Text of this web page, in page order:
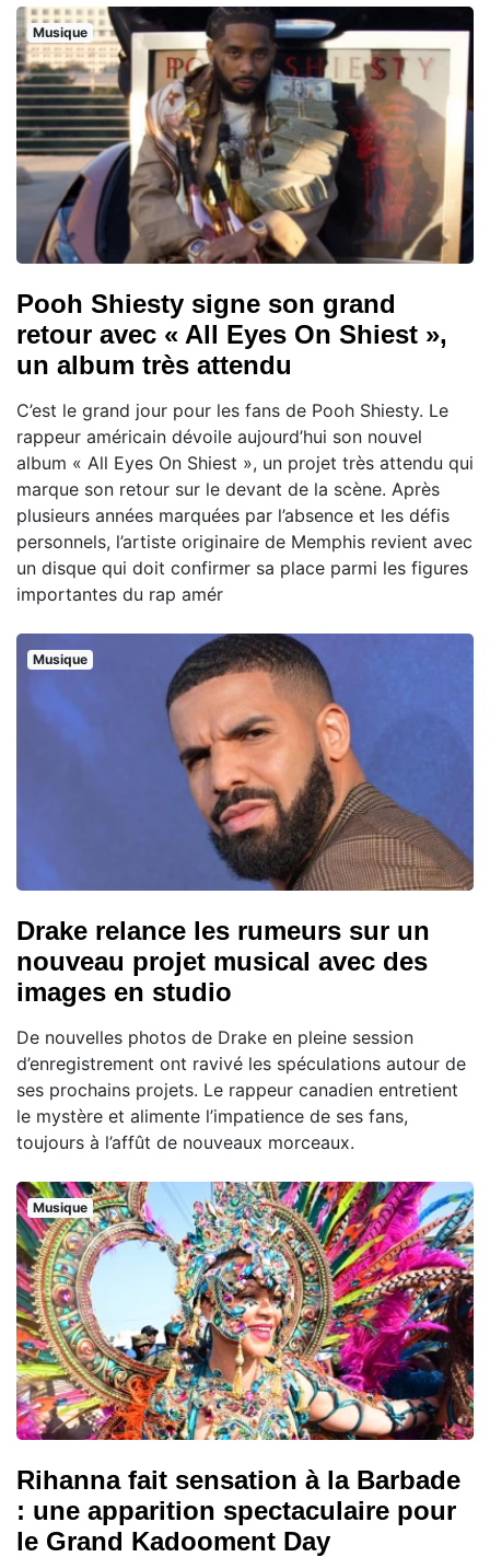
Musique
Pooh Shiesty signe son grand
retour avec « All Eyes On Shiest »,
un album très attendu
C’est le grand jour pour les fans de Pooh Shiesty. Le
rappeur américain dévoile aujourd’hui son nouvel
album « All Eyes On Shiest », un projet très attendu qui
marque son retour sur le devant de la scène. Après
plusieurs années marquées par l’absence et les défis
personnels, l’artiste originaire de Memphis revient avec
un disque qui doit confirmer sa place parmi les figures
importantes du rap amér
Musique
Drake relance les rumeurs sur un
nouveau projet musical avec des
images en studio
De nouvelles photos de Drake en pleine session
d’enregistrement ont ravivé les spéculations autour de
ses prochains projets. Le rappeur canadien entretient
le mystère et alimente l’impatience de ses fans,
toujours à l’affût de nouveaux morceaux.
Musique
Rihanna fait sensation à la Barbade
: une apparition spectaculaire pour
le Grand Kadooment Day